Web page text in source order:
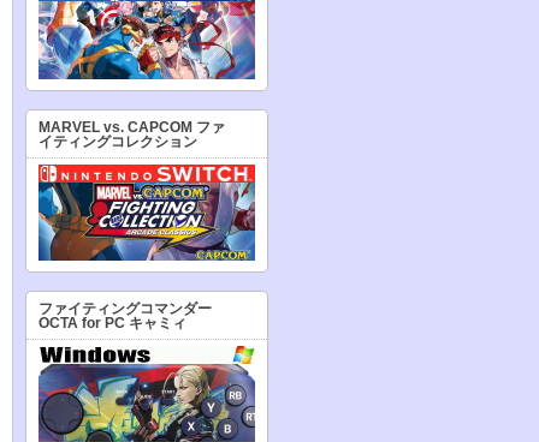
MARVEL vs. CAPCOM ファ
イティングコレクション
ファイティングコマンダー
OCTA for PC キャミィ